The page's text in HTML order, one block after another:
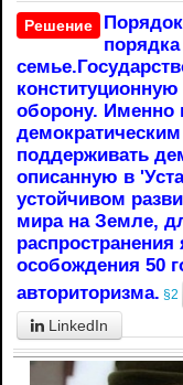
Решение
оборону. Именно
поддерживать
описанную в
устойчивом
мира на Земле,
особождения 50
авториторизма. §2
LinkedIn